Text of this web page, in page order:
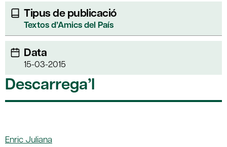
Tipus de publicació
Textos d’Amics del País
Data
15-03-2015
Descarrega’l
Enric Juliana